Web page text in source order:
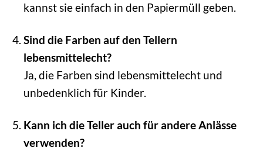
kannst sie einfach in den Papiermüll geben.
Sind die Farben auf den Tellern
lebensmittelecht?
Ja, die Farben sind lebensmittelecht und
unbedenklich für Kinder.
Kann ich die Teller auch für andere Anlässe
verwenden?